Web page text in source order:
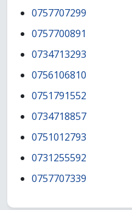
0757707299
0757700891
0734713293
0756106810
0751791552
0734718857
0751012793
0731255592
0757707339